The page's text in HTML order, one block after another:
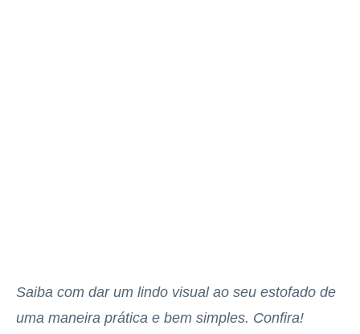
Saiba com dar um lindo visual ao seu estofado de
uma maneira prática e bem simples. Confira!